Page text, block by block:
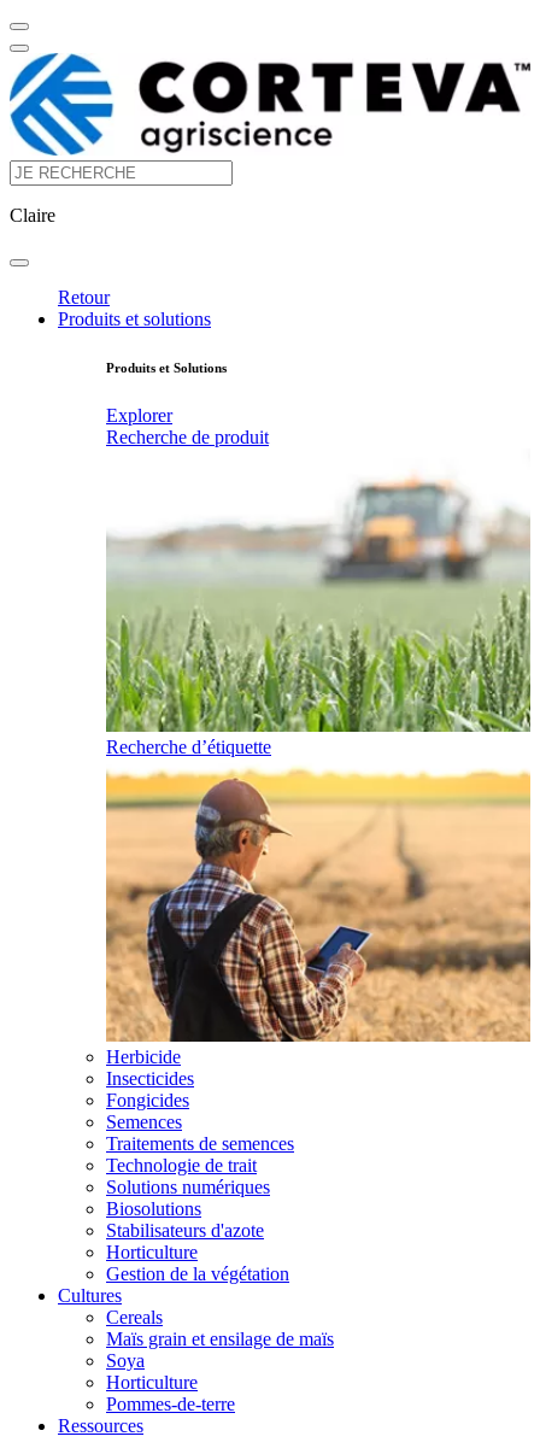
Claire
Retour
Produits et solutions
Produits et Solutions
Explorer
Recherche de produit
Recherche d’étiquette
Herbicide
Insecticides
Fongicides
Semences
Traitements de semences
Technologie de trait
Solutions numériques
Biosolutions
Stabilisateurs d'azote
Horticulture
Gestion de la végétation
Cultures
Cereals
Maïs grain et ensilage de maïs
Soya
Horticulture
Pommes-de-terre
Ressources